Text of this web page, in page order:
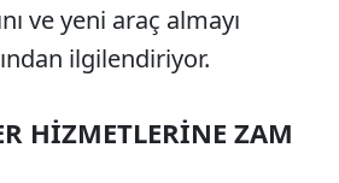
ve yeni araç almayı
ilgilendiriyor.
HİZMETLERİNE ZAM